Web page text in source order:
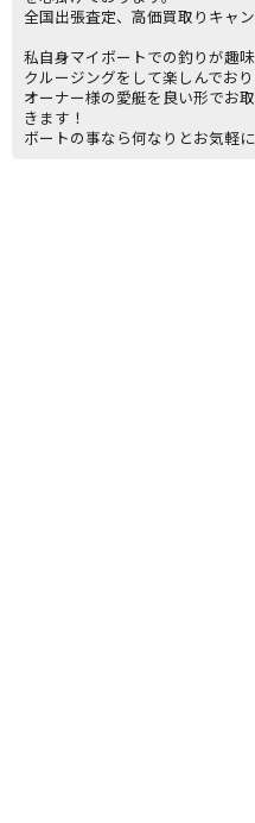
全国出張査定、高価買取りキャ
私自身マイボートでの釣りが趣
クルージングをして楽しんでおり
オーナー様の愛艇を良い形でお
きます！
ボートの事なら何なりとお気軽